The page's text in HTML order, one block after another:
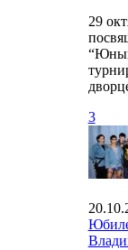
29
3